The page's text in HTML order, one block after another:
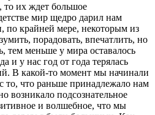
то их ждет большое
мир щедро дарил нам
по крайней мере, некоторым из
порадовать, впечатлить, но
тем меньше у мира оставалось
и у нас год от года терялась
В какой-то момент мы начинали
то, что раньше принадлежало нам
возникало подсознательное
и волшебное, что мы